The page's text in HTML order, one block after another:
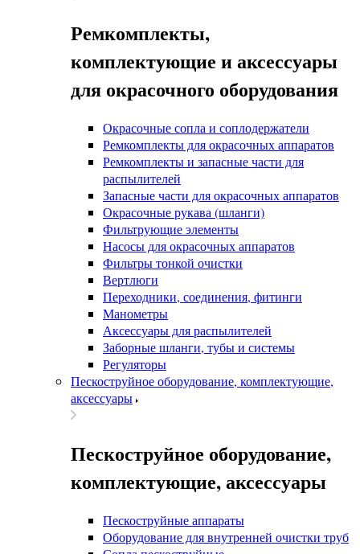
Ремкомплекты,
комплектующие и аксессуары
для окрасочного оборудования
Окрасочные сопла и соплодержатели
Ремкомплекты для окрасочных аппаратов
Ремкомплекты и запасные части для
распылителей
Запасные части для окрасочных аппаратов
Окрасочные рукава (шланги)
Фильтрующие элементы
Насосы для окрасочных аппаратов
Фильтры тонкой очистки
Вертлюги
Переходники, соединения, фитинги
Манометры
Аксессуары для распылителей
Заборные шланги, тубы и системы
Регуляторы
Пескоструйное оборудование, комплектующие,
аксессуары
Пескоструйное оборудование,
комплектующие, аксессуары
Пескоструйные аппараты
Оборудование для внутренней очистки труб